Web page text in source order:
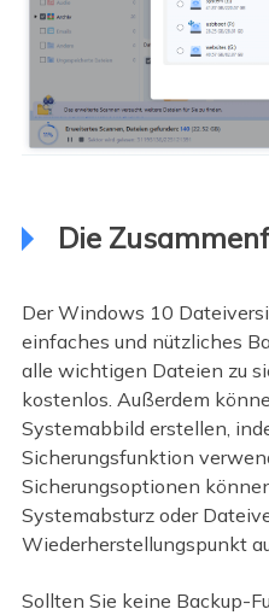
Die
Der Windows 10
einfaches und nützliches
alle wichtigen Dateien zu
kostenlos. Außerdem
Systemabbild erstellen,
Sicherungsfunktion
Sicherungsoptionen
Systemabsturz oder
Wiederherstellungspunkt
Sollten Sie keine Backup-